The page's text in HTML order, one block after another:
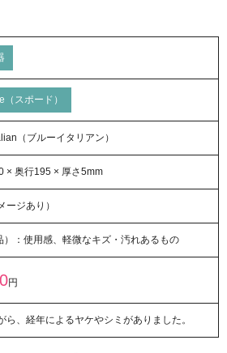
（スポード）
（ブルーイタリアン）
× 奥行195 × 厚さ5mm
ージあり）
）：使用感、軽微なキズ・汚れあるもの
円
ら、経年によるヤケやシミがありました。